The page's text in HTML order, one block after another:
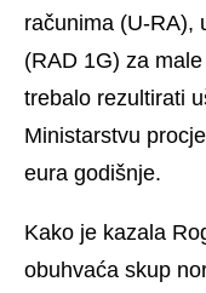
računima (U-RA),
(RAD 1G) za
trebalo rezultirati
Ministarstvu
eura godišnje.
Kako je kazala
obuhvaća skup